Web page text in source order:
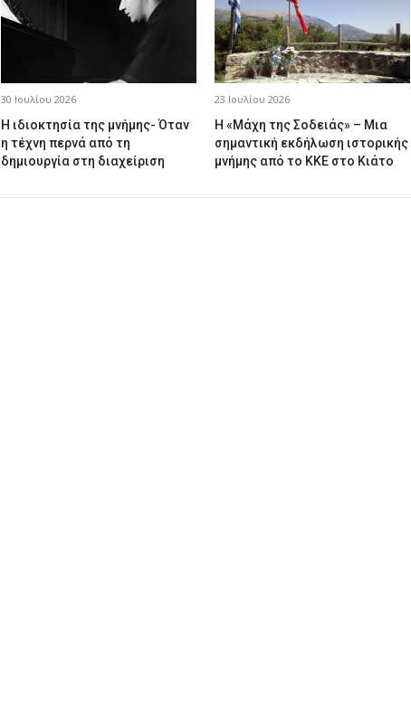
30 Ιουλίου 2026
Η ιδιοκτησία της μνήμης- Όταν
η τέχνη περνά από τη
δημιουργία στη διαχείριση
23 Ιουλίου 2026
Η «Μάχη της Σοδειάς» – Μια
σημαντική εκδήλωση ιστορικής
μνήμης από το ΚΚΕ στο Κιάτο